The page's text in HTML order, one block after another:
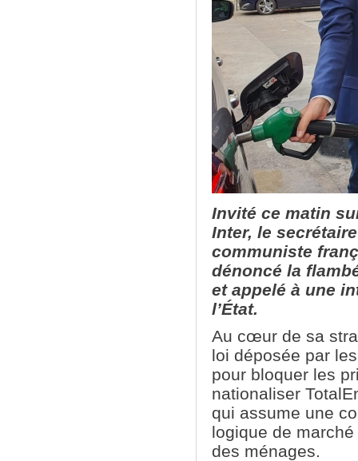
Invité ce matin
Inter, le
communiste
dénoncé la
et appelé à une
l’État.
Au cœur de sa
loi déposée par
pour bloquer les
nationaliser
qui assume une
logique de
des ménages.